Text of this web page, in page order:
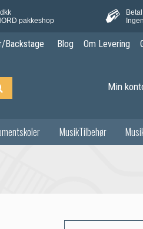
pakkeshop
Backstage Blog Om Levering
Min
MusikTilbehør